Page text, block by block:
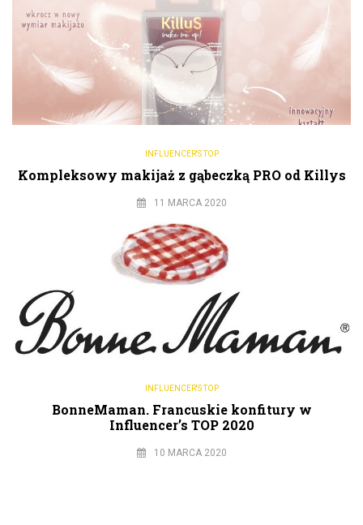
INFLUENCER'S TOP
Kompleksowy makijaż z gąbeczką PRO od Killys
11 MARCA 2020
INFLUENCER'S TOP
BonneMaman. Francuskie konfitury w
Influencer’s TOP 2020
10 MARCA 2020